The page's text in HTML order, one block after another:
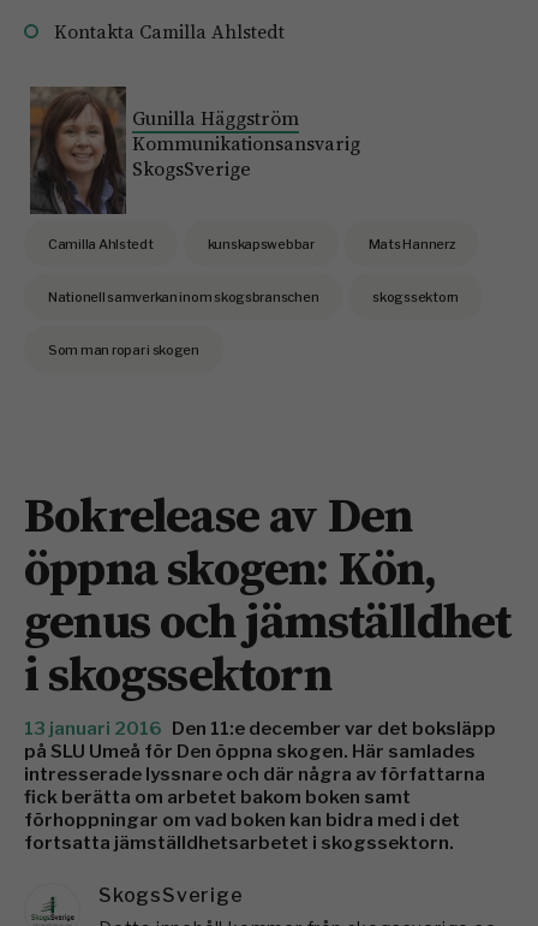
Kontakta Camilla Ahlstedt
Gunilla Häggström
Kommunikationsansvarig
SkogsSverige
Camilla Ahlstedt kunskapswebbar Mats Hannerz
Nationell samverkan inom skogsbranschen skogssektorn
Som man ropar i skogen
Bokrelease av Den
öppna skogen: Kön,
genus och jämställdhet
i skogssektorn
13 januari 2016
Den 11:e december var det boksläpp
på SLU Umeå för Den öppna skogen. Här samlades
intresserade lyssnare och där några av författarna
fick berätta om arbetet bakom boken samt
förhoppningar om vad boken kan bidra med i det
fortsatta jämställdhetsarbetet i skogssektorn.
SkogsSverige